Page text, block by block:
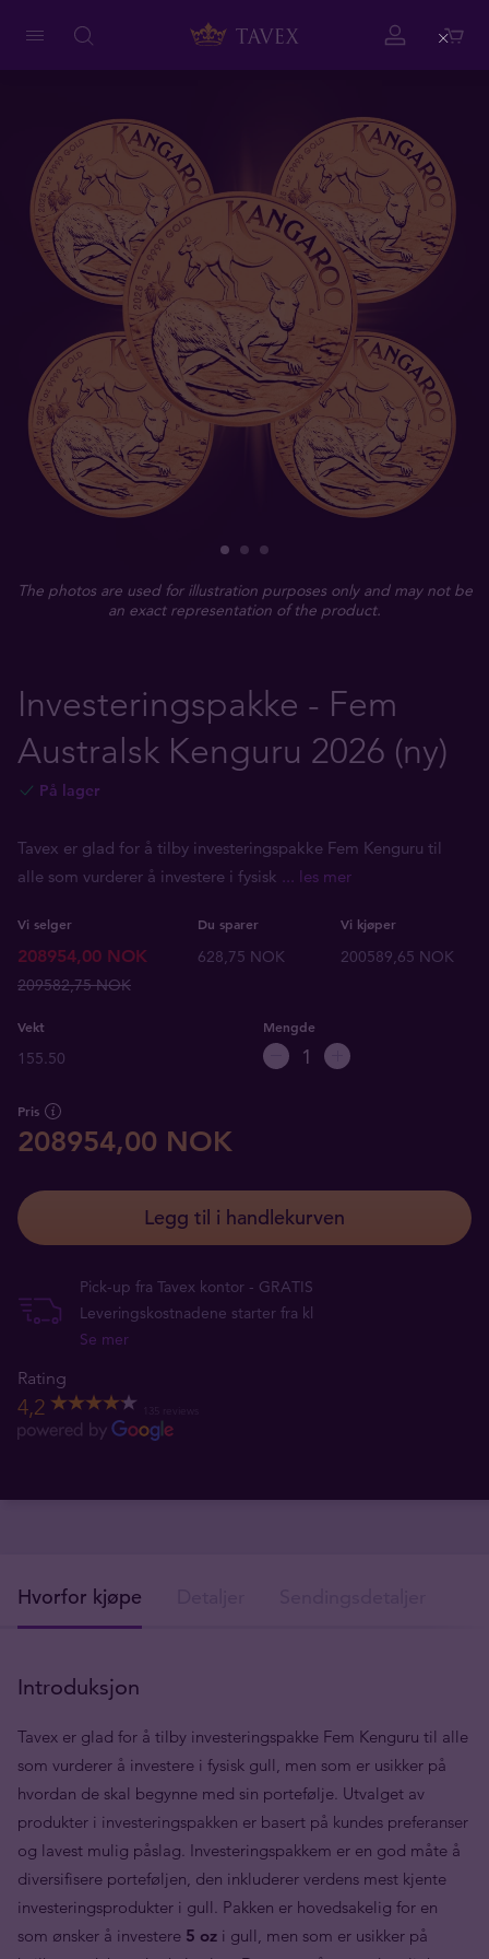
The photos are used for illustration purposes only and may not be
an exact representation of the product.
Investeringspakke - Fem
Australsk Kenguru 2026 (ny)
På lager
Tavex er glad for å tilby investeringspakke Fem Kenguru til
alle som vurderer å investere i fysisk ... les mer
Vi selger Du sparer Vi kjøper
208954,00 NOK
209582,75 NOK
628,75 NOK 200589,65 NOK
Vekt
155.50
Mengde
Pris
208954,00 NOK
Legg til i handlekurven
Pick-up fra Tavex kontor - GRATIS
Leveringskostnadene starter fra kl
Se mer
Rating
4,2
Hvorfor kjøpe
Introduksjon
Tavex er glad for å tilby investeringspakke Fem Kenguru til alle
som vurderer å investere i fysisk gull, men som er usikker på
hvordan de skal begynne med sin portefølje. Utvalget av
produkter i investeringspakken er basert på kundes preferanser
og lavest mulig påslag. Investeringspakkem er en god måte å
diversifisere porteføljen, den inkluderer verdens mest kjente
investeringsprodukter i gull. Pakken er hovedsakelig for en
som ønsker å investere 5 oz i gull, men som er usikker på
Close